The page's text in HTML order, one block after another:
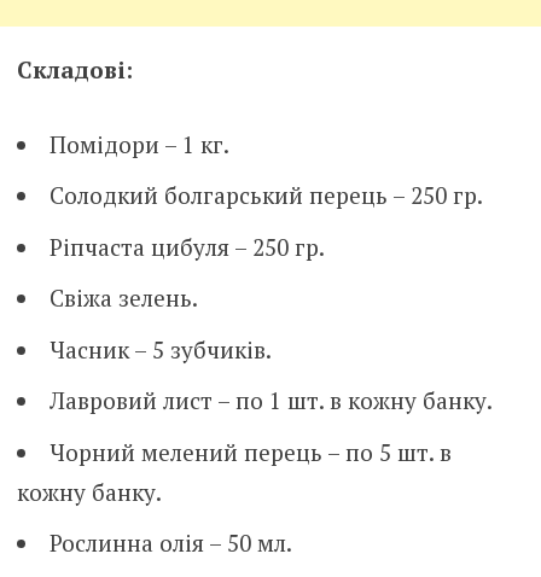
Складові:
Помідори – 1 кг.
Солодкий болгарський перець – 250 гр.
Ріпчаста цибуля – 250 гр.
Свіжа зелень.
Часник – 5 зубчиків.
Лавровий лист – по 1 шт. в кожну банку.
Чорний мелений перець – по 5 шт. в
кожну банку.
Рослинна олія – 50 мл.